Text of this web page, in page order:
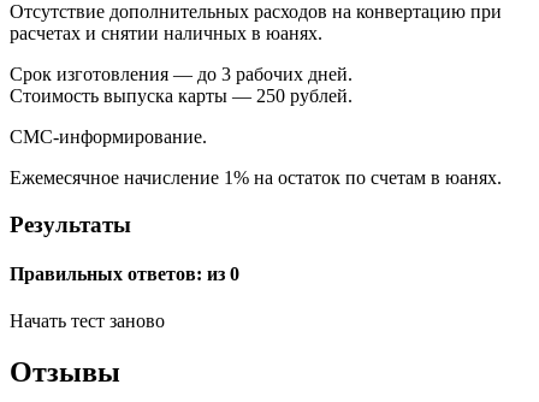
Отсутствие дополнительных расходов на конвертацию при
расчетах и снятии наличных в юанях.
Срок изготовления — до 3 рабочих дней.
Стоимость выпуска карты — 250 рублей.
СМС-информирование.
Ежемесячное начисление 1% на остаток по счетам в юанях.
Результаты
Правильных ответов: из 0
Начать тест заново
Отзывы